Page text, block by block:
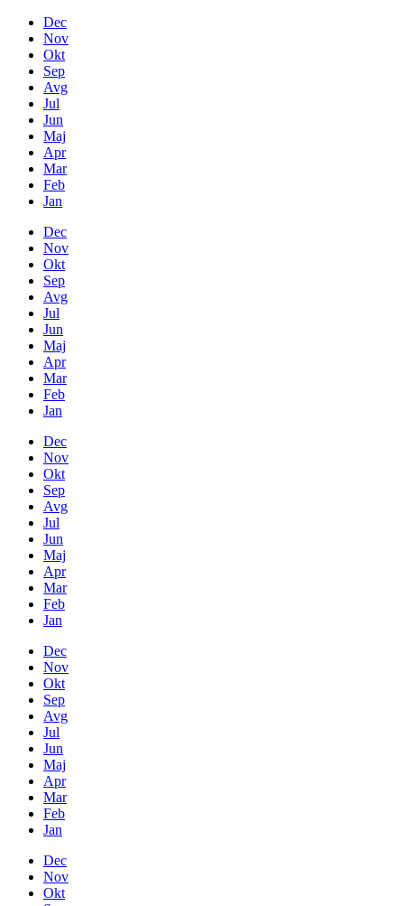
Dec
Nov
Okt
Sep
Avg
Jul
Jun
Maj
Apr
Mar
Feb
Jan
Dec
Nov
Okt
Sep
Avg
Jul
Jun
Maj
Apr
Mar
Feb
Jan
Dec
Nov
Okt
Sep
Avg
Jul
Jun
Maj
Apr
Mar
Feb
Jan
Dec
Nov
Okt
Sep
Avg
Jul
Jun
Maj
Apr
Mar
Feb
Jan
Dec
Nov
Okt